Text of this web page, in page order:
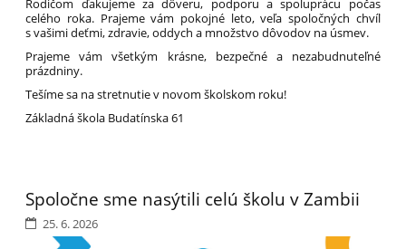
celého roka. Prajeme vám pokojné leto, veľa spoločných chvíľ
s vašimi deťmi, zdravie, oddych a množstvo dôvodov na úsmev.
Prajeme vám všetkým krásne, bezpečné a nezabudnuteľné
prázdniny.
Tešíme sa na stretnutie v novom školskom roku!
Základná škola Budatínska 61
Spoločne sme nasýtili celú školu v Zambii
25. 6. 2026